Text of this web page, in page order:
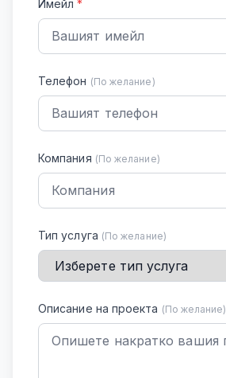
Имейл*
Телефон (По желание)
Компания (По желание)
Тип услуга (По желание)
Описание на проекта (По желание)